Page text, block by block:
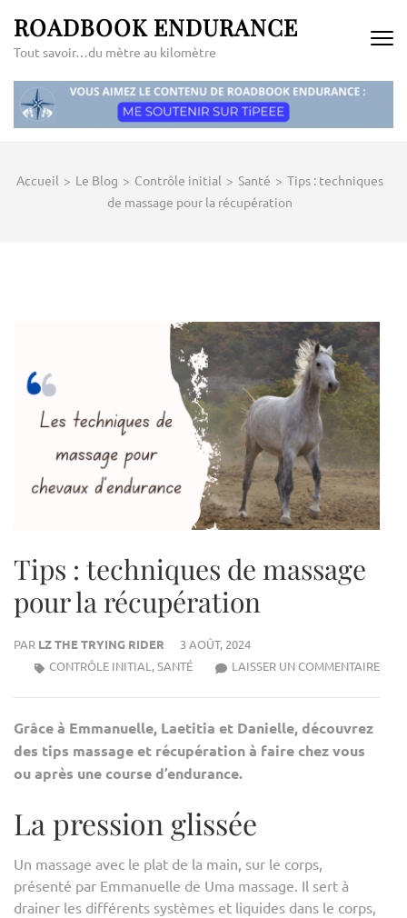
contenu
Entrée)
ROADBOOK ENDURANCE
Tout savoir…du mètre au kilomètre
Accueil > Le Blog > Contrôle initial > Santé > Tips : techniques
de massage pour la récupération
Tips : techniques de massage
pour la récupération
PAR LZ THE TRYING RIDER
3 AOÛT, 2024
LAISSER UN COMMENTAIRETIPS
CONTRÔLE INITIAL ,SANTÉ
Grâce à Emmanuelle, Laetitia et Danielle, découvrez
des tips massage et récupération à faire chez vous
ou après une course d’endurance.
La pression glissée
Un massage avec le plat de la main, sur le corps,
présenté par Emmanuelle de Uma massage. Il sert à
drainer les différents systèmes et liquides dans le corps,